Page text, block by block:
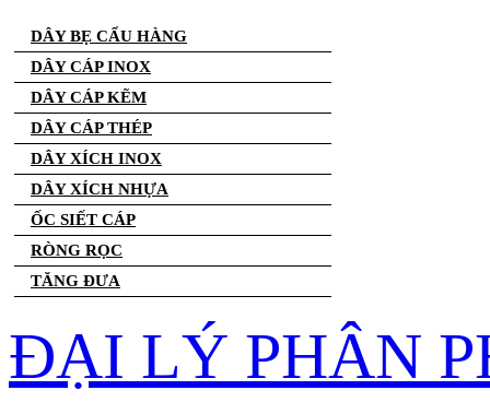
DÂY BẸ CẨU HÀNG
DÂY CÁP INOX
DÂY CÁP KẼM
DÂY CÁP THÉP
DÂY XÍCH INOX
DÂY XÍCH NHỰA
ỐC SIẾT CÁP
RÒNG RỌC
TĂNG ĐƯA
ĐẠI LÝ PHÂN